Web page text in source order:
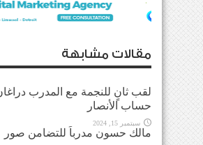
مقالات مشابهة
لقب ثانٍ للنجمة مع المدرب
حساب الأنصار
سبتمبر 15, 2024
مالك حسون مدرباً للتضامن صور